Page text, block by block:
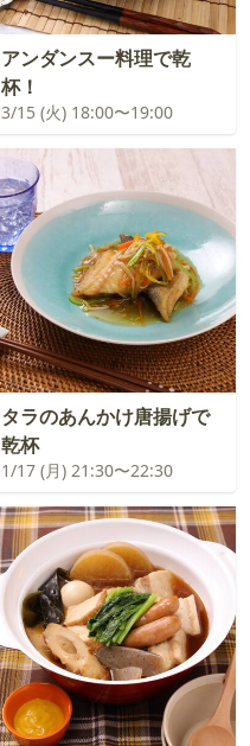
アンダンスー料理で乾
杯！
3/15 (火) 18:00〜19:00
タラのあんかけ唐揚げで
乾杯
1/17 (月) 21:30〜22:30